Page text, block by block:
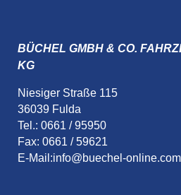
BÜCHEL GMBH & CO.
KG
Niesiger Straße 115
36039 Fulda
Tel.: 0661 / 95950
Fax: 0661 / 59621
E-Mail:info@buechel-online.com